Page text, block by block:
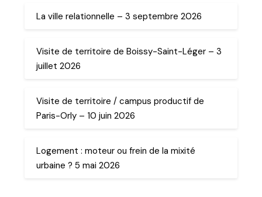
La ville relationnelle – 3 septembre 2026
Visite de territoire de Boissy-Saint-Léger – 3
juillet 2026
Visite de territoire / campus productif de
Paris-Orly – 10 juin 2026
Logement : moteur ou frein de la mixité
urbaine ? 5 mai 2026